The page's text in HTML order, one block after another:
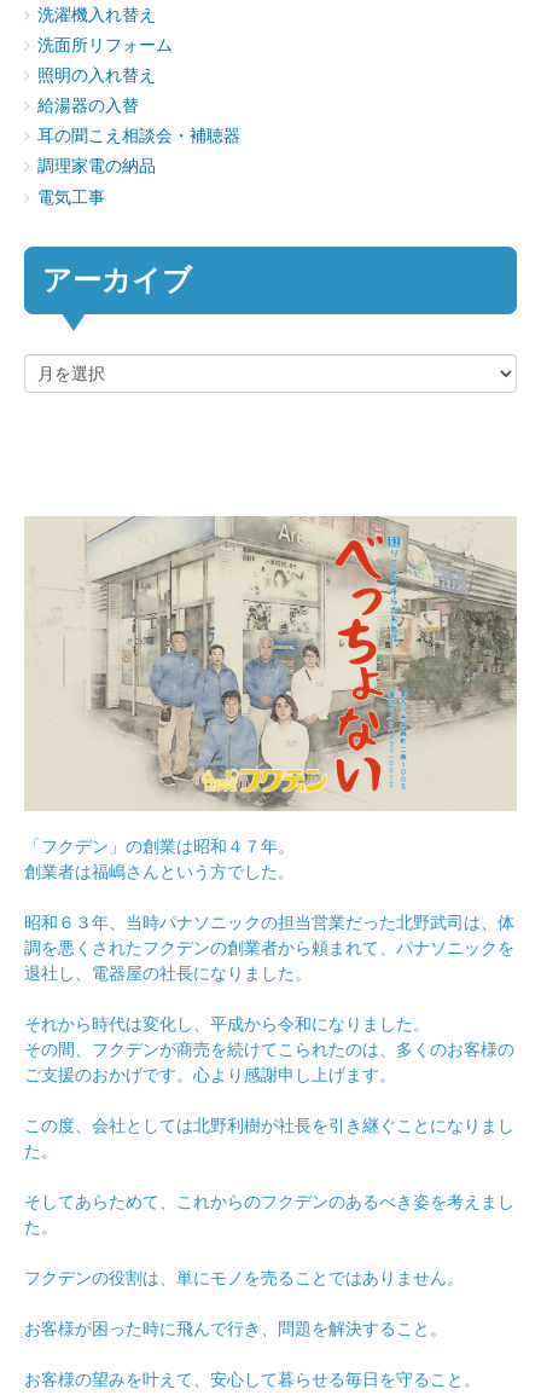
洗濯機入れ替え
洗面所リフォーム
照明の入れ替え
給湯器の入替
耳の聞こえ相談会・補聴器
調理家電の納品
電気工事
アーカイブ
「フクデン」の創業は昭和４７年。
創業者は福嶋さんという方でした。
昭和６３年、当時パナソニックの担当営業だった北野武司は、体
調を悪くされたフクデンの創業者から頼まれて、パナソニックを
退社し、電器屋の社長になりました。
それから時代は変化し、平成から令和になりました。
その間、フクデンが商売を続けてこられたのは、多くのお客様の
ご支援のおかげです。心より感謝申し上げます。
この度、会社としては北野利樹が社長を引き継ぐことになりまし
た。
そしてあらためて、これからのフクデンのあるべき姿を考えまし
た。
フクデンの役割は、単にモノを売ることではありません。
お客様が困った時に飛んで行き、問題を解決すること。
お客様の望みを叶えて、安心して暮らせる毎日を守ること。